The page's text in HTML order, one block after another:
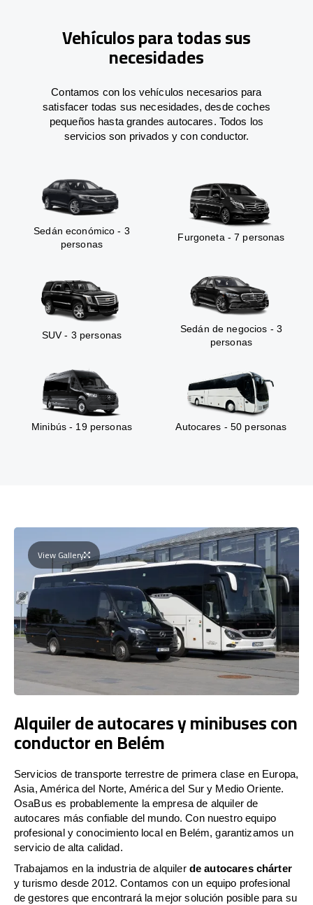
Vehículos para todas sus
necesidades
Contamos con los vehículos necesarios para
satisfacer todas sus necesidades, desde coches
pequeños hasta grandes autocares. Todos los
servicios son privados y con conductor.
Sedán económico - 3
personas
Furgoneta - 7 personas
SUV - 3 personas
Sedán de negocios - 3
personas
Minibús - 19 personas Autocares - 50 personas
View Gallery
Alquiler de autocares y minibuses con
conductor en Belém
Servicios de transporte terrestre de primera clase en Europa,
Asia, América del Norte, América del Sur y Medio Oriente.
OsaBus es probablemente la empresa de alquiler de
autocares más confiable del mundo. Con nuestro equipo
profesional y conocimiento local en Belém, garantizamos un
servicio de alta calidad.
Trabajamos en la industria de alquiler de autocares chárter
y turismo desde 2012. Contamos con un equipo profesional
de gestores que encontrará la mejor solución posible para su